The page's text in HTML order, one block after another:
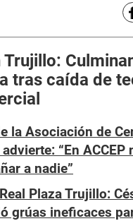
Trujillo:
tras caída de
la Asociación de
“En ACCEP
a nadie”
Plaza Trujillo:
grúas ineficaces